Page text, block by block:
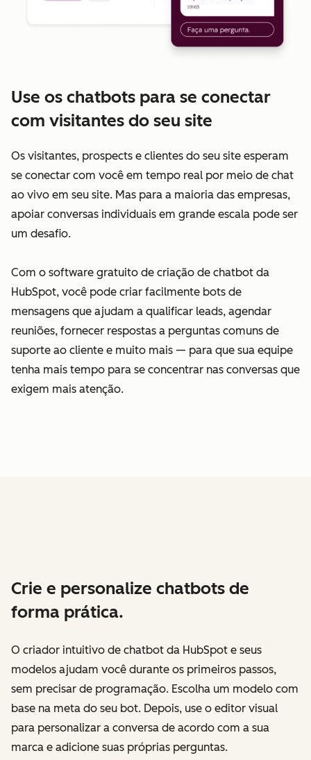
Use os chatbots para se conectar
com visitantes do seu site
Os visitantes, prospects e clientes do seu site esperam
se conectar com você em tempo real por meio de chat
ao vivo em seu site. Mas para a maioria das empresas,
apoiar conversas individuais em grande escala pode ser
um desafio.
Com o software gratuito de criação de chatbot da
HubSpot, você pode criar facilmente bots de
mensagens que ajudam a qualificar leads, agendar
reuniões, fornecer respostas a perguntas comuns de
suporte ao cliente e muito mais — para que sua equipe
tenha mais tempo para se concentrar nas conversas que
exigem mais atenção.
Crie e personalize chatbots de
forma prática.
O criador intuitivo de chatbot da HubSpot e seus
modelos ajudam você durante os primeiros passos,
sem precisar de programação. Escolha um modelo com
base na meta do seu bot. Depois, use o editor visual
para personalizar a conversa de acordo com a sua
marca e adicione suas próprias perguntas.